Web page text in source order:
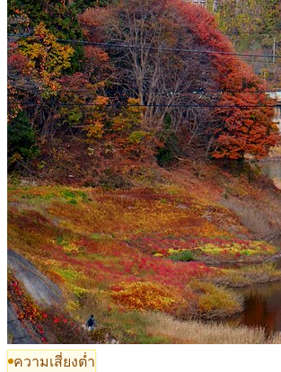
ความเสี่ยงต่ำ